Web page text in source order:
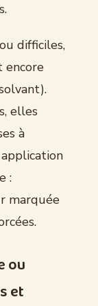
difficiles,
encore
elles
à
:
marquée
ou
et